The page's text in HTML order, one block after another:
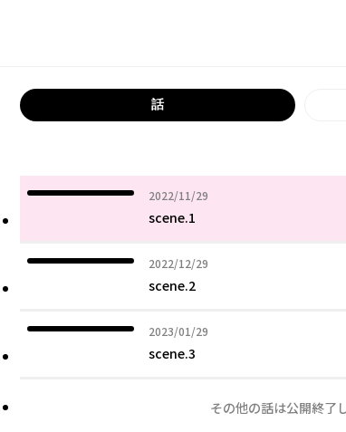
話
2022/11/29
2022年11月29日
scene.1
2022/12/29
2022年12月29日
scene.2
2023/01/29
2023年01月29日
scene.3
その他の話は公開終了